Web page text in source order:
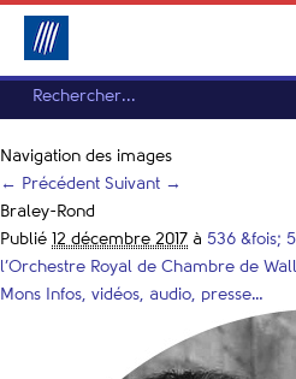
Navigation des images
← Précédent Suivant →
Braley-Rond
Publié 12 décembre 2017 à 536 &fois;
l’Orchestre Royal de Chambre de
Mons Infos, vidéos, audio, presse…